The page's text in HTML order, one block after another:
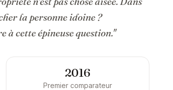
la personne idoine ?
à cette épineuse question."
2016
Premier comparateur